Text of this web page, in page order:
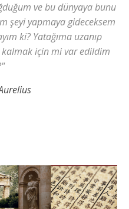
ve bu dünyaya bunu
şeyi yapmaya gideceksem
ki? Yatağıma uzanıp
kalmak için mi var edildim